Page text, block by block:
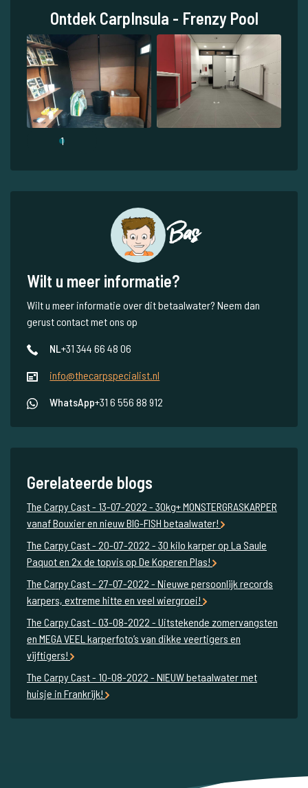
Ontdek CarpInsula - Frenzy Pool
1
Bas
Wilt u meer informatie?
Wilt u meer informatie over dit betaalwater? Neem dan
gerust contact met ons op
NL+31 344 66 48 06
info@thecarpspecialist.nl
WhatsApp+31 6 556 88 912
Gerelateerde blogs
The Carpy Cast - 13-07-2022 - 30kg+ MONSTERGRASKARPER
vanaf Bouxier en nieuw BIG-FISH betaalwater!
The Carpy Cast - 20-07-2022 - 30 kilo karper op La Saule
Paquot en 2x de topvis op De Koperen Plas!
The Carpy Cast - 27-07-2022 - Nieuwe persoonlijk records
karpers, extreme hitte en veel wiergroei!
The Carpy Cast - 03-08-2022 - Uitstekende zomervangsten
en MEGA VEEL karperfoto’s van dikke veertigers en
vijftigers!
The Carpy Cast - 10-08-2022 - NIEUW betaalwater met
huisje in Frankrijk!